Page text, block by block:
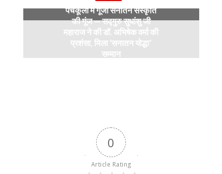
पंचकूला में गूंजी सनातन संस्कृति
की गूंज — सद्गुरु सुधांशु जी
महाराज ने की डॉ. अभिषेक वर्मा की
प्रशंसा, मिला ‘सनातन योद्धा’
सम्मान
0
Article Rating